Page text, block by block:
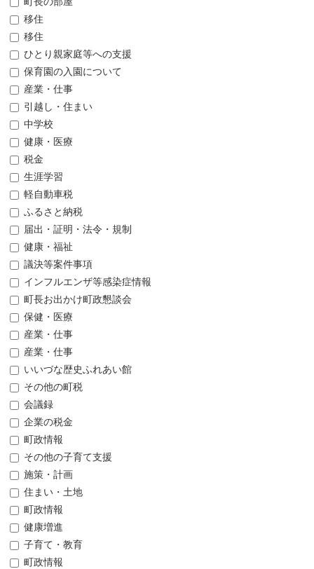
移住
移住
ひとり親家庭等への支援
保育園の入園について
産業・仕事
引越し・住まい
中学校
健康・医療
税金
生涯学習
軽自動車税
ふるさと納税
届出・証明・法令・規制
健康・福祉
議決等案件事項
インフルエンザ等感染症情報
町長お出かけ町政懇談会
保健・医療
産業・仕事
産業・仕事
いいづな歴史ふれあい館
その他の町税
会議録
企業の税金
町政情報
その他の子育て支援
施策・計画
住まい・土地
町政情報
健康増進
子育て・教育
町政情報